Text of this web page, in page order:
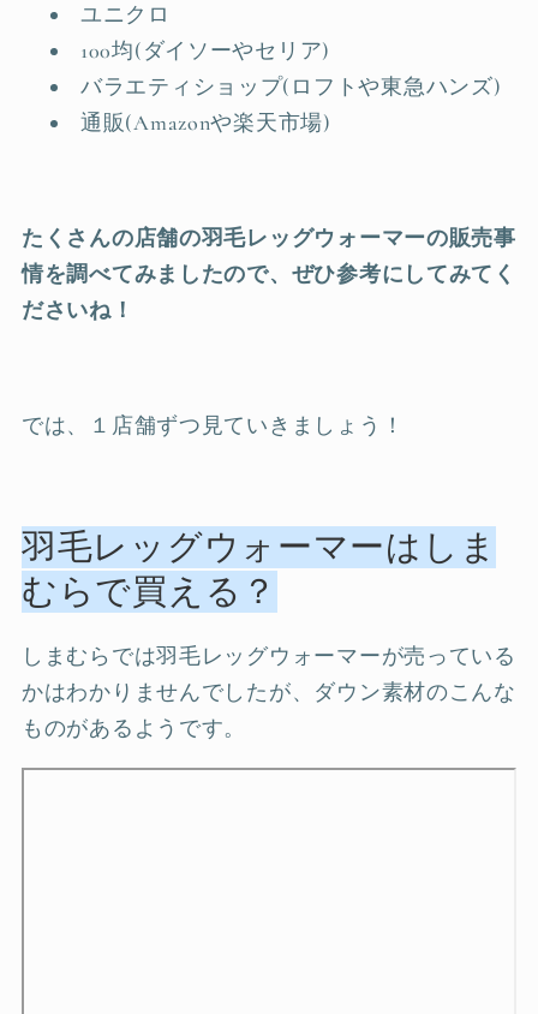
ユニクロ
100均(ダイソーやセリア)
バラエティショップ(ロフトや東急ハンズ)
通販(Amazonや楽天市場)
たくさんの店舗の羽毛レッグウォーマーの販売事
情を調べてみましたので、ぜひ参考にしてみてく
ださいね！
では、１店舗ずつ見ていきましょう！
羽毛レッグウォーマーはしま
むらで買える？
しまむらでは羽毛レッグウォーマーが売っている
かはわかりませんでしたが、ダウン素材のこんな
ものがあるようです。